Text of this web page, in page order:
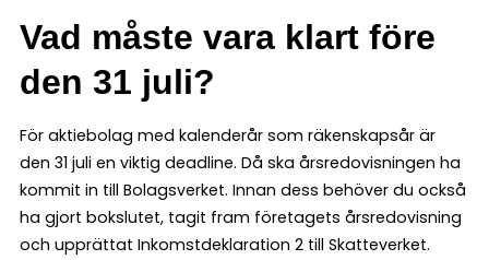
Vad måste vara klart före
den 31 juli?
För aktiebolag med kalenderår som räkenskapsår är
den 31 juli en viktig deadline. Då ska årsredovisningen ha
kommit in till Bolagsverket. Innan dess behöver du också
ha gjort bokslutet, tagit fram företagets årsredovisning
och upprättat Inkomstdeklaration 2 till Skatteverket.